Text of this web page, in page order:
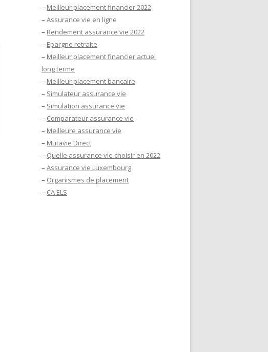
– Meilleur placement financier 2022
– Assurance vie en ligne
– Rendement assurance vie 2022
– Epargne retraite
– Meilleur placement financier actuel
long terme
– Meilleur placement bancaire
– Simulateur assurance vie
– Simulation assurance vie
– Comparateur assurance vie
– Meilleure assurance vie
– Mutavie Direct
– Quelle assurance vie choisir en 2022
– Assurance vie Luxembourg
– Organismes de placement
– CA ELS